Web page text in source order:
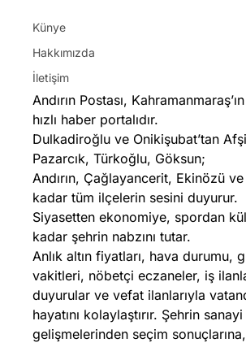
Künye
Hakkımızda
İletişim
Andırın Postası,
hızlı haber portalıdır.
Dulkadiroğlu ve Onikişubat’tan
Pazarcık, Türkoğlu, Göksun;
Andırın, Çağlayancerit, Ekinözü ve
kadar tüm ilçelerin sesini duyurur.
Siyasetten ekonomiye, spordan
kadar şehrin nabzını tutar.
Anlık altın fiyatları, hava durumu,
vakitleri, nöbetçi eczaneler, iş
duyurular ve vefat ilanlarıyla
hayatını kolaylaştırır. Şehrin
gelişmelerinden seçim